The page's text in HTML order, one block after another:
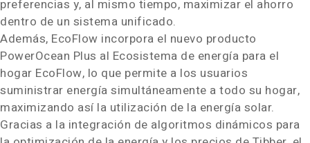
preferencias y, al mismo tiempo, maximizar el ahorro
dentro de un sistema unificado.
Además, EcoFlow incorpora el nuevo producto
PowerOcean Plus al Ecosistema de energía para el
hogar EcoFlow, lo que permite a los usuarios
suministrar energía simultáneamente a todo su hogar,
maximizando así la utilización de la energía solar.
Gracias a la integración de algoritmos dinámicos para